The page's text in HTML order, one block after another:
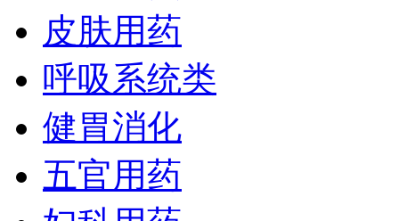
皮肤用药
呼吸系统类
健胃消化
五官用药